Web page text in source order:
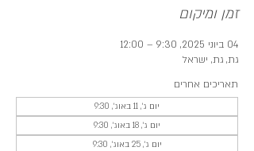
זמן ומיקום
04 ביוני 2025, 9:30 – 12:00
גת, גת, ישראל
תאריכים אחרים
יום ג׳, 11 באוג׳, 9:30
יום ג׳, 18 באוג׳, 9:30
יום ג׳, 25 באוג׳, 9:30